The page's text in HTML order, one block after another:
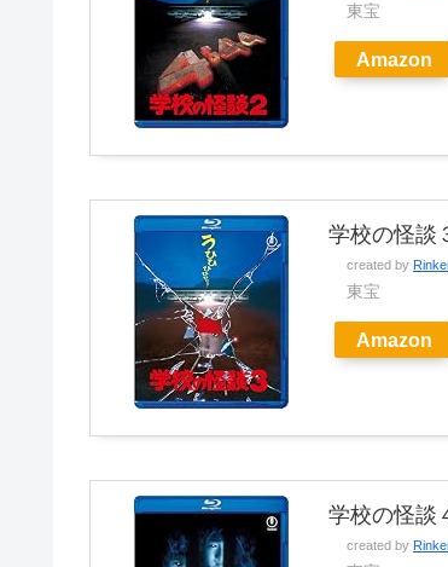
東宝
Amazon
学校の怪談
created by
東宝
Amazon
学校の怪談
created by